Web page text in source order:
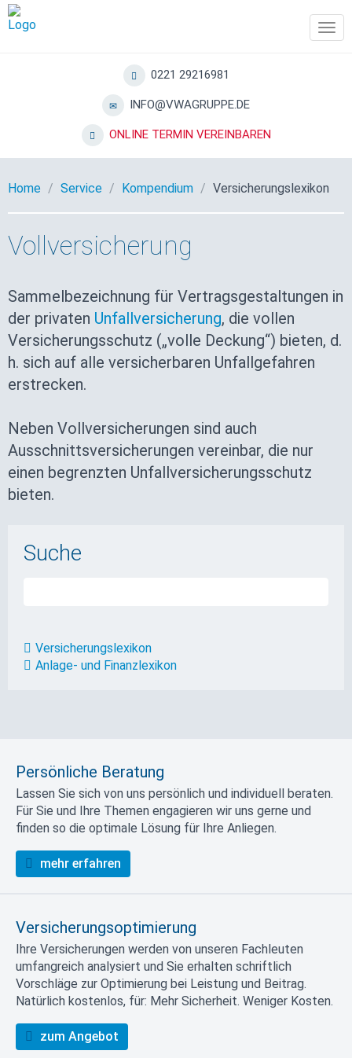
0221 29216981
INFO@VWAGRUPPE.DE
ONLINE TERMIN VEREINBAREN
Home Service Kompendium Versicherungslexikon
Vollversicherung
Sammelbezeichnung für Vertragsgestaltungen in
der privaten Unfallversicherung, die vollen
Versicherungsschutz („volle Deckung“) bieten, d.
h. sich auf alle versicherbaren Unfallgefahren
erstrecken.
Neben Vollversicherungen sind auch
Ausschnittsversicherungen vereinbar, die nur
einen begrenzten Unfallversicherungsschutz
bieten.
Suche
Versicherungslexikon
Anlage- und Finanzlexikon
Persönliche Beratung
Lassen Sie sich von uns persönlich und individuell beraten.
Für Sie und Ihre Themen engagieren wir uns gerne und
finden so die optimale Lösung für Ihre Anliegen.
mehr erfahren
Versicherungsoptimierung
Ihre Versicherungen werden von unseren Fachleuten
umfangreich analysiert und Sie erhalten schriftlich
Vorschläge zur Optimierung bei Leistung und Beitrag.
Natürlich kostenlos, für: Mehr Sicherheit. Weniger Kosten.
zum Angebot